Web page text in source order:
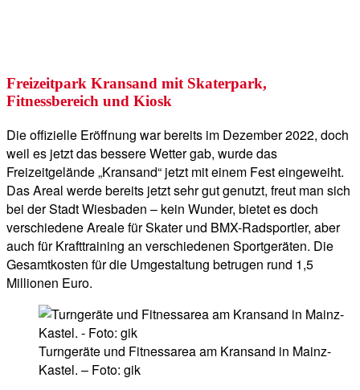
Freizeitpark Kransand mit Skaterpark,
Fitnessbereich und Kiosk
Die offizielle Eröffnung war bereits im Dezember 2022, doch
weil es jetzt das bessere Wetter gab, wurde das
Freizeitgelände „Kransand“ jetzt mit einem Fest eingeweiht.
Das Areal werde bereits jetzt sehr gut genutzt, freut man sich
bei der Stadt Wiesbaden – kein Wunder, bietet es doch
verschiedene Areale für Skater und BMX-Radsportler, aber
auch für Krafttraining an verschiedenen Sportgeräten. Die
Gesamtkosten für die Umgestaltung betrugen rund 1,5
Millionen Euro.
Turngeräte und Fitnessarea am Kransand in Mainz-
Kastel. – Foto: gik